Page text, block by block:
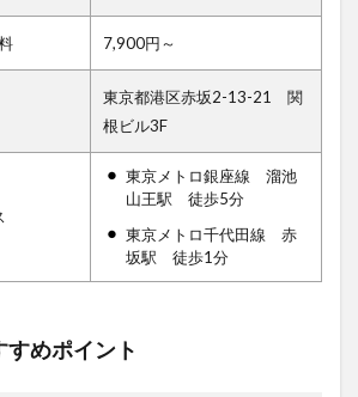
7,900円～
東京都港区赤坂2-13-21 関
根ビル3F
東京メトロ銀座線 溜池
山王駅 徒歩5分
東京メトロ千代田線 赤
坂駅 徒歩1分
すめポイント